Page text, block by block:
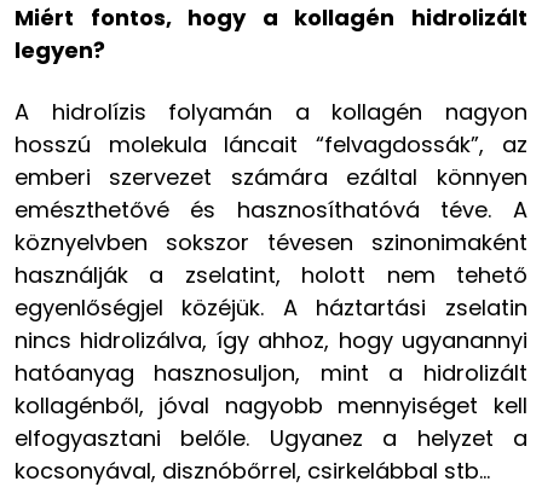
Miért fontos, hogy a kollagén hidrolizált
legyen?
A hidrolízis folyamán a kollagén nagyon
hosszú molekula láncait “felvagdossák”, az
emberi szervezet számára ezáltal könnyen
emészthetővé és hasznosíthatóvá téve. A
köznyelvben sokszor tévesen szinonimaként
használják a zselatint, holott nem tehető
egyenlőségjel közéjük. A háztartási zselatin
nincs hidrolizálva, így ahhoz, hogy ugyanannyi
hatóanyag hasznosuljon, mint a hidrolizált
kollagénből, jóval nagyobb mennyiséget kell
elfogyasztani belőle. Ugyanez a helyzet a
kocsonyával, disznóbőrrel, csirkelábbal stb…